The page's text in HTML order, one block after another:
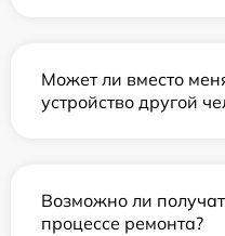
Может ли вместо
устройство другой
Возможно ли
процессе ремонта?